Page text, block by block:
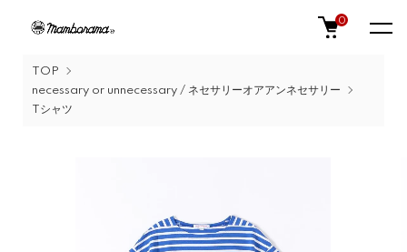
0
TOP
necessary or unnecessary / ネセサリーオアアンネセサリー
Tシャツ